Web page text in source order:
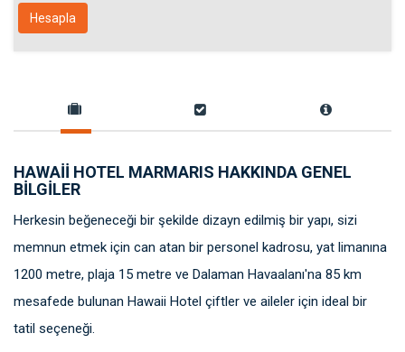
Hesapla
HAWAII HOTEL MARMARIS HAKKINDA GENEL
BILGILER
Herkesin beğeneceği bir şekilde dizayn edilmiş bir yapı, sizi
memnun etmek için can atan bir personel kadrosu, yat limanına
1200 metre, plaja 15 metre ve Dalaman Havaalanı'na 85 km
mesafede bulunan Hawaii Hotel çiftler ve aileler için ideal bir
tatil seçeneği.